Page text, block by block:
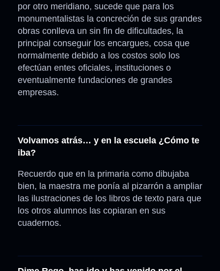
por otro meridiano, sucede que para los
monumentalistas la concreción de sus grandes
obras conlleva un sin fin de dificultades, la
principal conseguir los encargues, cosa que
normalmente debido a los costos solo los
efectúan entes oficiales, instituciones o
eventualmente fundaciones de grandes
empresas.
Volvamos atrás… y en la escuela ¿Cómo te
iba?
Recuerdo que en la primaria como dibujaba
bien, la maestra me ponía al pizarrón a ampliar
las ilustraciones de los libros de texto para que
los otros alumnos las copiaran en sus
cuadernos.